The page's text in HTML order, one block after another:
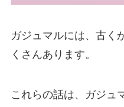
ガジュマルには、古く
くさんあります。
これらの話は、ガジュ